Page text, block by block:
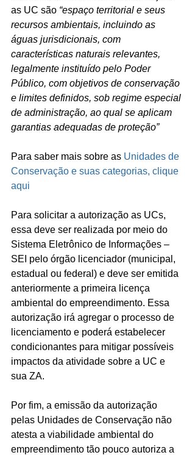
as UC são “espaço territorial e seus
recursos ambientais, incluindo as
águas jurisdicionais, com
características naturais relevantes,
legalmente instituído pelo Poder
Público, com objetivos de conservação
e limites definidos, sob regime especial
de administração, ao qual se aplicam
garantias adequadas de proteção”
Para saber mais sobre as Unidades de
Conservação e suas categorias, clique
aqui
Para solicitar a autorização as UCs,
essa deve ser realizada por meio do
Sistema Eletrônico de Informações –
SEI pelo órgão licenciador (municipal,
estadual ou federal) e deve ser emitida
anteriormente a primeira licença
ambiental do empreendimento. Essa
autorização irá agregar o processo de
licenciamento e poderá estabelecer
condicionantes para mitigar possíveis
impactos da atividade sobre a UC e
sua ZA.
Por fim, a emissão da autorização
pelas Unidades de Conservação não
atesta a viabilidade ambiental do
empreendimento tão pouco autoriza a